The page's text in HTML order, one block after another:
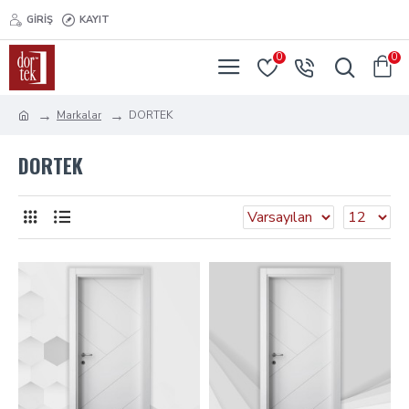
GIRIŞ KAYIT
0 0
Markalar DORTEK
DORTEK